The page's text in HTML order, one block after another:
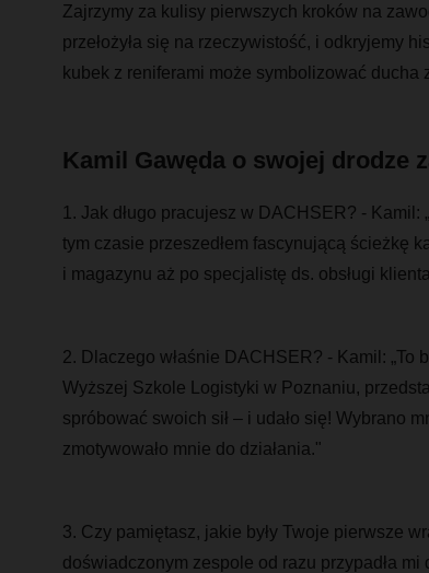
Zajrzymy za kulisy pierwszych kroków na
przełożyła się na rzeczywistość, i odkryjemy
kubek z reniferami może symbolizować ducha
Kamil Gawęda o swojej drodze
1. Jak długo pracujesz w DACHSER? -
tym czasie przeszedłem fascynującą ścieżkę
i magazynu aż po specjalistę ds. obsługi
2. Dlaczego właśnie DACHSER? - Kamil: „To
Wyższej Szkole Logistyki w Poznaniu,
spróbować swoich sił – i udało się! Wybrano
zmotywowało mnie do działania."
3. Czy pamiętasz, jakie były Twoje pierwsze
doświadczonym zespole od razu przypadła